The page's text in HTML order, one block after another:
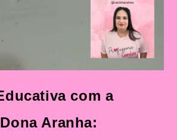
com a
Aranha: